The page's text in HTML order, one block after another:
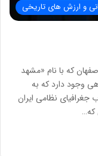
و ارزش های تاریخی
که با نام «مشهد
وجود دارد که به
جغرافیای نظامی ایران
که…